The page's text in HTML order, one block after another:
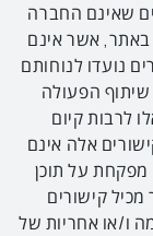
שאינם החברה
אשר אינם
נועדו לנוחותם
הפעולה
לרבות קיום
אלה אינם
על תוכן
קישורים
ו/או אחריות של